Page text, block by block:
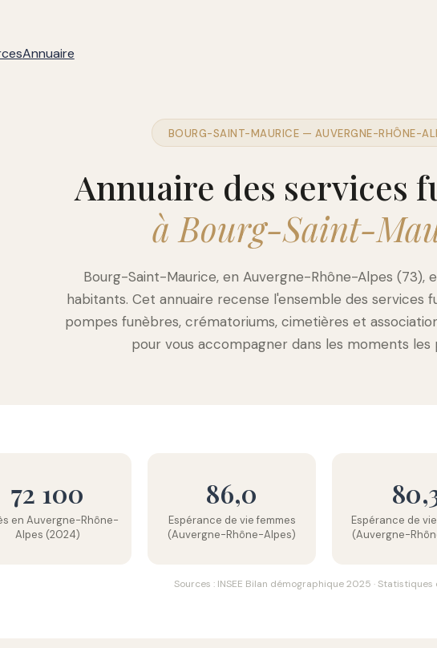
Annuaire
BOURG-SAINT-MAURICE — AUVERGNE-RHÔNE-
Annuaire des services
à Bourg-Saint-
Bourg-Saint-Maurice, en Auvergne-Rhône-Alpes (73),
habitants. Cet annuaire recense l'ensemble des services
pompes funèbres, crématoriums, cimetières et
pour vous accompagner dans les moments les
72 100
en Auvergne-Rhône-
Alpes (2024)
86,0
Espérance de vie femmes
(Auvergne-Rhône-Alpes)
Espérance de
(Auvergne-
Sources : INSEE Bilan démographique 2025 ·